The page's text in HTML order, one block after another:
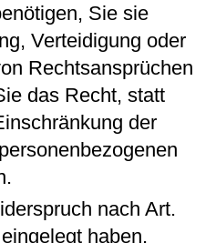
Sie sie
Verteidigung oder
Rechtsansprüchen
das Recht, statt
der
nach Art.
haben,